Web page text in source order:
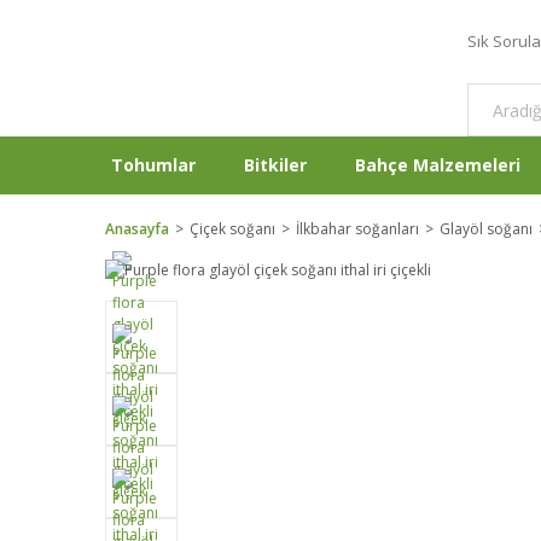
Sık
Tohumlar Bitkiler Bahçe Malzemeleri
Anasayfa Çiçek soğanı İlkbahar soğanları Glayöl soğanı